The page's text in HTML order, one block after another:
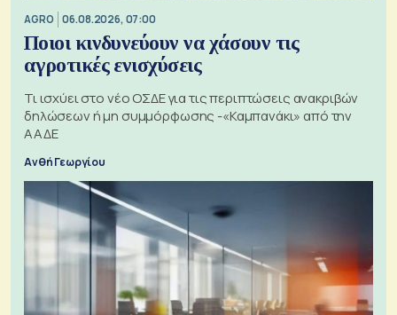
AGRO 06.08.2026, 07:00
Ποιοι κινδυνεύουν να χάσουν τις
αγροτικές ενισχύσεις
Τι ισχύει στο νέο ΟΣΔΕ για τις περιπτώσεις ανακριβών
δηλώσεων ή μη συμμόρφωσης -«Καμπανάκι» από την
ΑΑΔΕ
Ανθή Γεωργίου